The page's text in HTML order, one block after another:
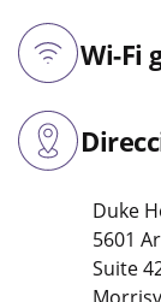
Wi-Fi
Duke
5601
Suite